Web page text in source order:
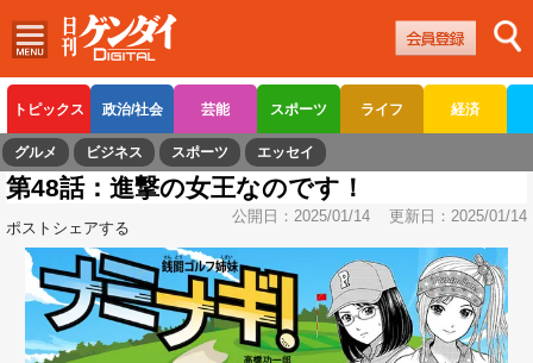
トピックス 政治/社会 芸能 スポーツ ライフ 経済
グルメ ビジネス スポーツ エッセイ
第48話：進撃の女王なのです！
公開日： 2025/01/14 更新日： 2025/01/14
ポスト シェアする